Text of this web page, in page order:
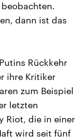
dann ist das
Rückkehr
ihre Kritiker
zum Beispiel
letzten
Riot, die in einer
wird seit fünf